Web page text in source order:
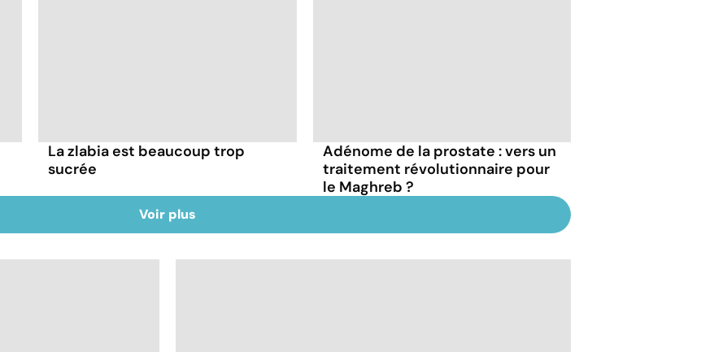
La zlabia est beaucoup trop
sucrée
Adénome de la prostate : vers un
traitement révolutionnaire pour
le Maghreb ?
Voir plus